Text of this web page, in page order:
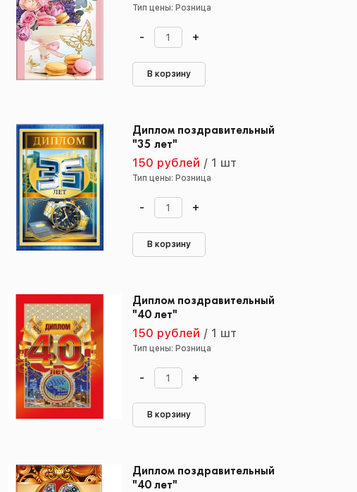
Тип цены: Розница
- +
В корзину
Диплом поздравительный
"35 лет"
150 рублей / 1 шт
Тип цены: Розница
- +
В корзину
Диплом поздравительный
"40 лет"
150 рублей / 1 шт
Тип цены: Розница
- +
В корзину
Диплом поздравительный
"40 лет"